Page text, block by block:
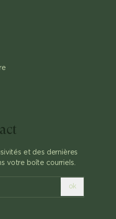
et des dernières
votre boîte courriels.
ok